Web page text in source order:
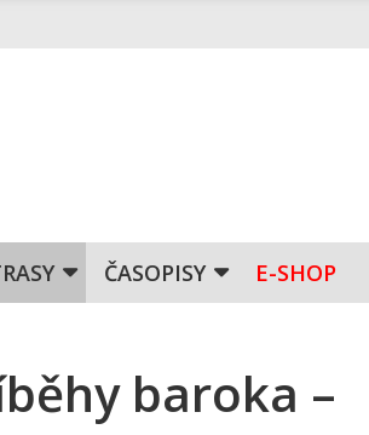
ČASOPISY E-SHOP
baroka –